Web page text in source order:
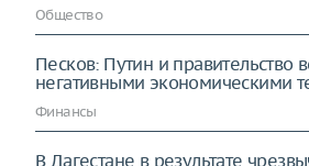
Общество
Песков: Путин и правительство
негативными экономическими
Финансы
В Дагестане в результате